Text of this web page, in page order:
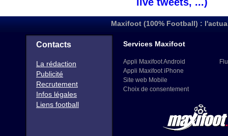
Maxifoot (100% Football) :
Contacts
La rédaction
Publicité
Recrutement
Infos légales
Liens football
Services Maxifoot
Appli Maxifoot Android
Appli Maxifoot iPhone
Site web Mobile
Choix de consentement